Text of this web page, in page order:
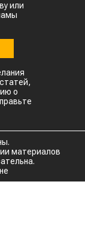
или
о
материалов